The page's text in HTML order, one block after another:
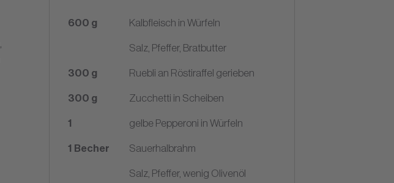
600 g Kalbfleisch in Würfeln
Salz, Pfeffer, Bratbutter
300 g Ruebli an Röstiraffel gerieben
300 g Zucchetti in Scheiben
1 gelbe Pepperoni in Würfeln
1 Becher Sauerhalbrahm
Salz, Pfeffer, wenig Olivenöl